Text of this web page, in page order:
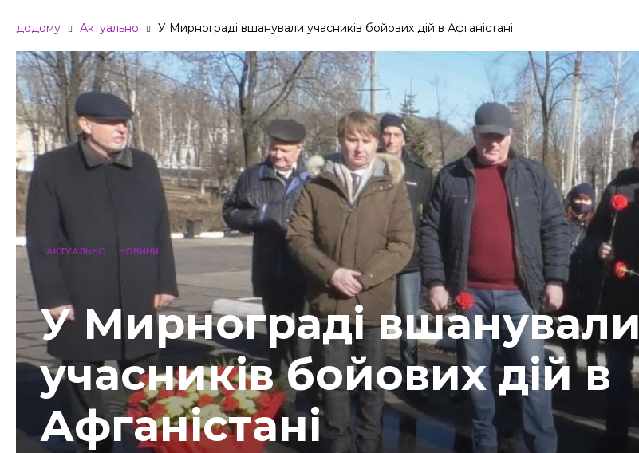
додому Актуально У Мирнограді вшанували учасників бойових дій в Афганістані
АКТУАЛЬНО НОВИНИ
У Мирнограді вшанували
учасників бойових дій в
Афганістані